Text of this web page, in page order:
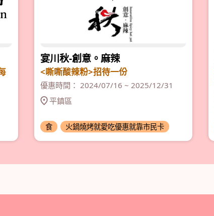
宴川秋-創意。麻辣
<嘶嘶酸辣粉>招待一份
優惠時間： 2024/07/16 ~ 2025/12/31
平鎮區
食 火鍋燒烤就愛吃優惠就靠市民卡